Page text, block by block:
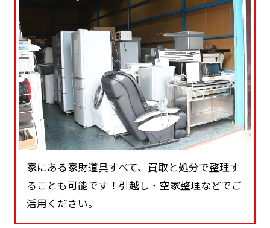
家にある家財道具すべて、買取と処分で整理す
ることも可能です！引越し・空家整理などでご
活用ください。